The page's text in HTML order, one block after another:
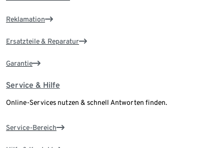
Reklamation
Ersatzteile & Reparatur
Garantie
Service & Hilfe
Online-Services nutzen & schnell Antworten finden.
Service-Bereich